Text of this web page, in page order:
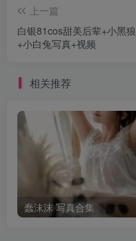
上一篇
白银81cos甜美后辈+小黑狼
+小白兔写真+视频
相关推荐
蠢沫沫 写真合集